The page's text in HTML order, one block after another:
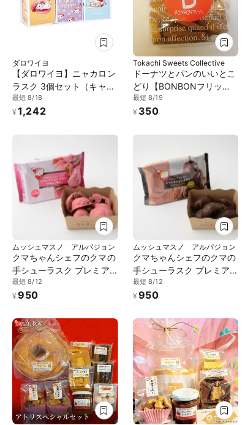
ダロワイヨ
【ダロワイヨ】ニャカロン
ラスク 3個セット（キャラ
メル/ショコラ/ヴァニー
ユ）
最短 8/18
¥ 1,242
Tokachi Sweets Collective
ドーナツとパンのいいとこ
どり【BONBONフリッ
ツ】 ガーリックラスク 1袋
最短 8/19
¥ 350
ムッシュマスノ アルパジョン
クマちゃんシェフのクマの
手シューラスク プレミア
ムいちごみるく
最短 8/12
¥ 950
ムッシュマスノ アルパジョン
クマちゃんシェフのクマの
手シューラスク プレミア
ムチョコレート
最短 8/12
¥ 950